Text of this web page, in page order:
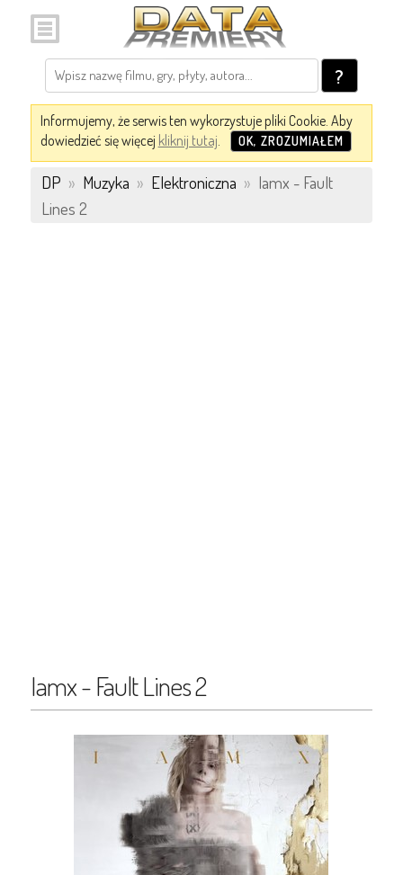
?
Informujemy, że serwis ten wykorzystuje pliki Cookie. Aby
dowiedzieć się więcej kliknij tutaj. OK, ZROZUMIAŁEM
DP » Muzyka » Elektroniczna » Iamx - Fault
Lines 2
Iamx - Fault Lines 2